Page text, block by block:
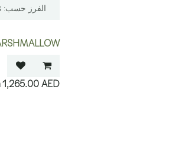
الفرز حسب:
1,265.00 AED